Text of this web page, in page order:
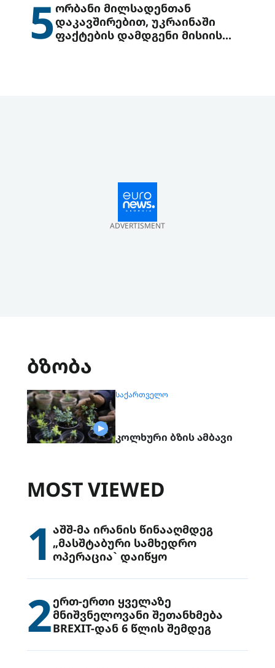
5ორბანი მილსადენთან
დაკავშირებით, უკრაინაში
ფაქტების დამდგენი მისიის
ADVERTISMENT
ბზობა
ᲡᲐᲥᲐᲠᲗᲕᲔᲚᲝ
კოლხური ბზის ამბავი
MOST VIEWED
1 აშშ-მა ირანის წინააღმდეგ
„მასშტაბური სამხედრო
ოპერაცია` დაიწყო
2ერთ-ერთი ყველაზე
მნიშვნელოვანი შეთანხმება
BREXIT-დან 6 წლის შემდეგ